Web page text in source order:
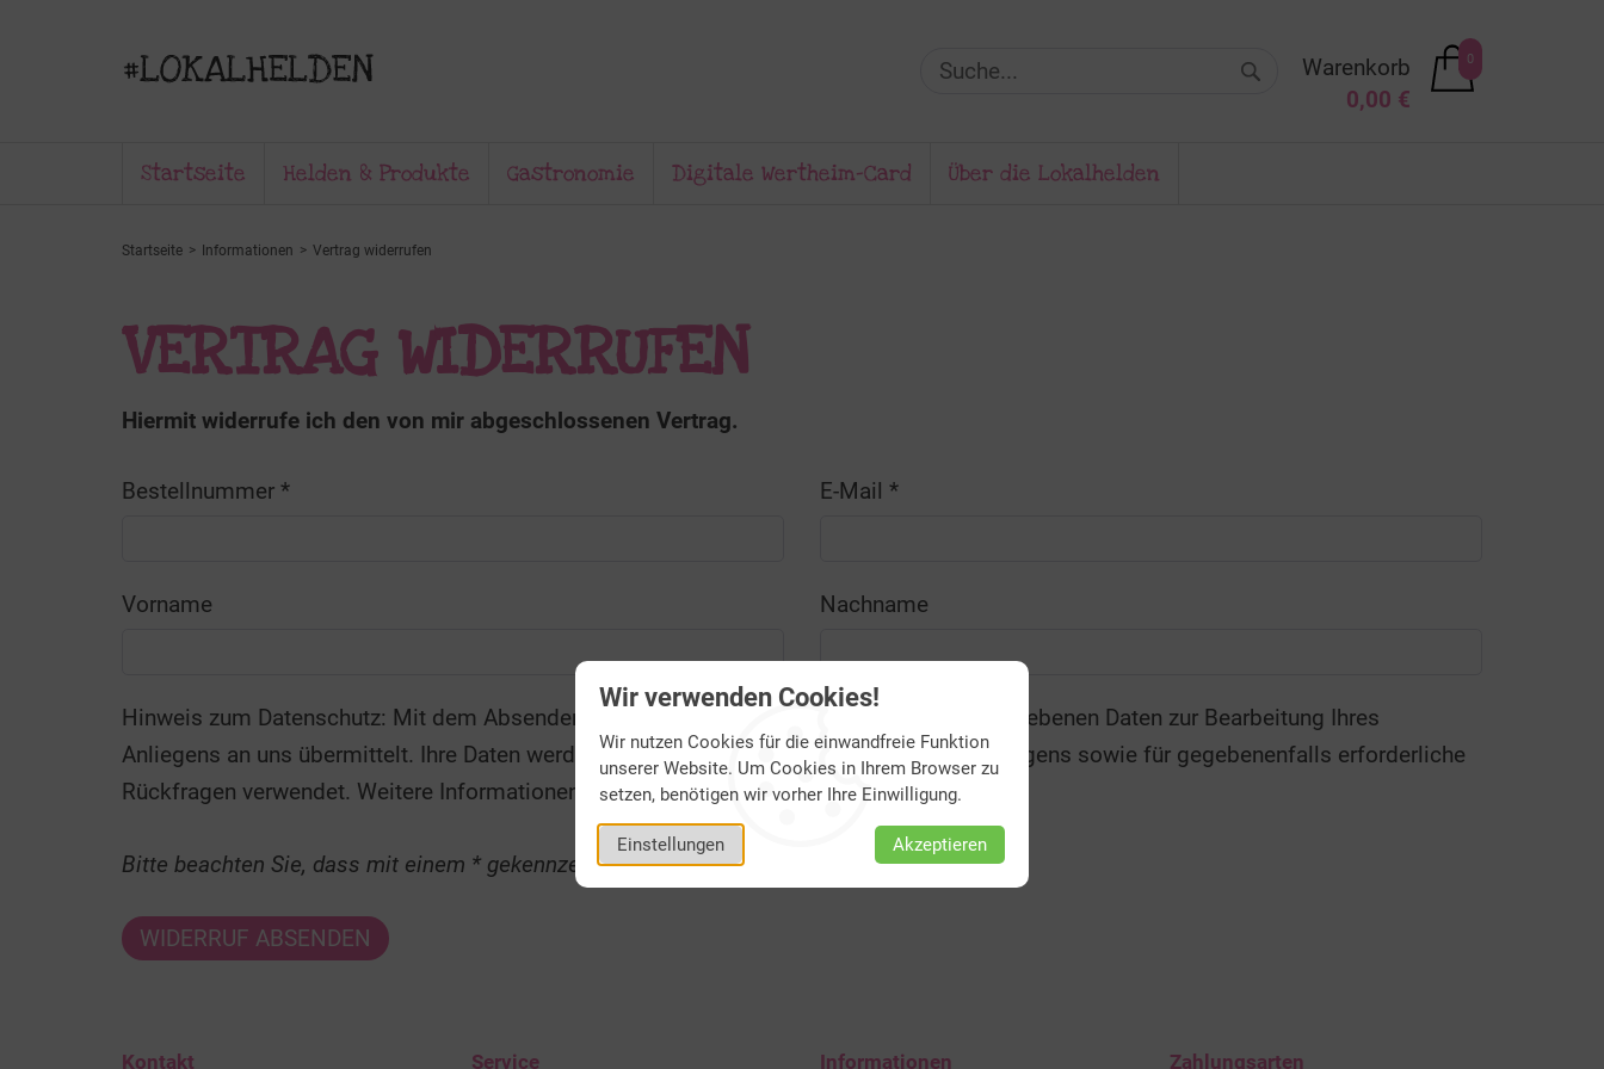
Wir verwenden Cookies!
Wir nutzen Cookies für die einwandfreie Funktion
unserer Website. Um Cookies in Ihrem Browser zu
setzen, benötigen wir vorher Ihre Einwilligung.
Einstellungen Akzeptieren
0
Warenkorb
0,00 €
Startseite Helden & Produkte Gastronomie Digitale Wertheim-Card Über die Lokalhelden
Startseite Informationen Vertrag widerrufen
VERTRAG WIDERRUFEN
Hiermit widerrufe ich den von mir abgeschlossenen Vertrag.
Bestellnummer * E-Mail *
Vorname Nachname
Hinweis zum Datenschutz: Mit dem Absenden des Formulars werden die von Ihnen eingegebenen Daten zur Bearbeitung Ihres
Anliegens an uns übermittelt. Ihre Daten werden ausschließlich zur Bearbeitung Ihres Anliegens sowie für gegebenenfalls erforderliche
Rückfragen verwendet. Weitere Informationen finden Sie in unsererDatenschutzerklärung
Bitte beachten Sie, dass mit einem * gekennzeichnete Felder Pflichtfelder sind.
Kontakt Service Informationen Zahlungsarten